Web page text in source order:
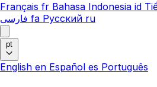
Français fr Bahasa Indonesia id
فارسی fa Русский ru
pt
English en Español es Português